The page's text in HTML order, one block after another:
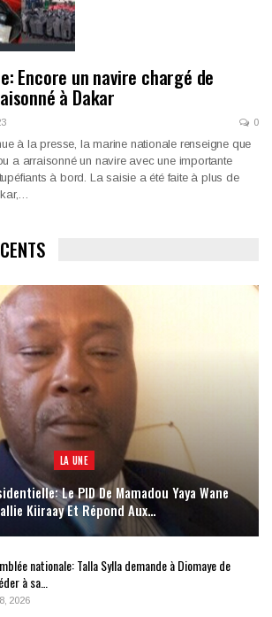
Encore un navire chargé de
à Dakar
0
à la presse, la marine nationale renseigne que
a arraisonné un navire avec une importante
à bord. La saisie a été faite à plus de
LA UNE
Le PID De Mamadou Yaya Wane
Kiiraay Et Répond Aux…
nationale: Talla Sylla demande à Diomaye de
à sa…
2026